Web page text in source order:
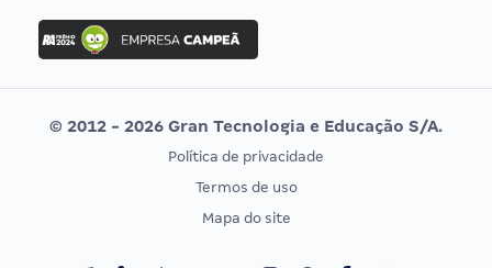
Concurso Ibama
Concurso MPU
Editais publicados
Vunesp
CONCURSOS POR PROFISSÃO
EXAME DE ORDEM
© 2012 - 2026 Gran Tecnologia e Educação S/A.
Política de privacidade
Termos de uso
Mapa do site